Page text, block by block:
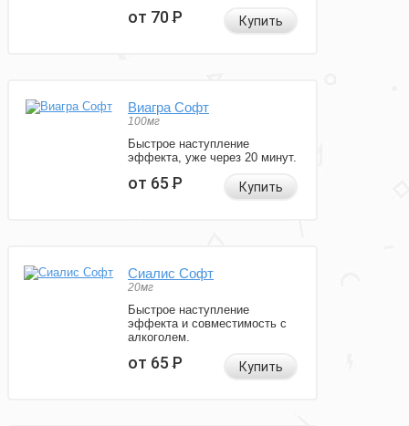
от 70Р Купить
Виагра Софт
100мг
Быстрое наступление
эффекта, уже через 20 минут.
от 65Р Купить
Сиалис Софт
20мг
Быстрое наступление
эффекта и совместимость с
алкоголем.
от 65Р Купить